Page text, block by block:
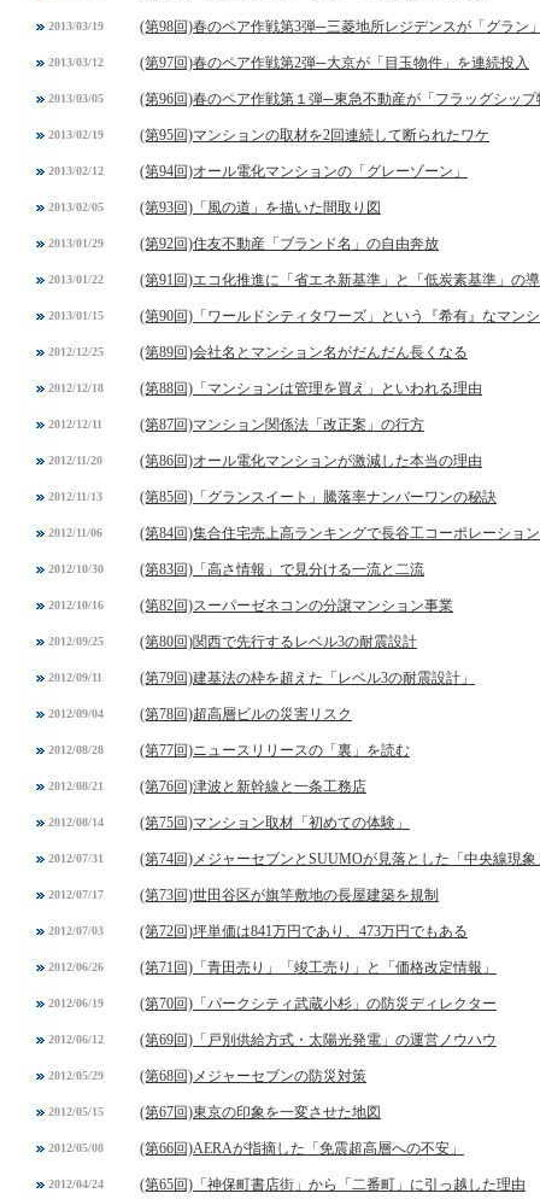
2013/03/19 (第98回)春のペア作戦第3弾─三菱地所レジデンスが「グラン
2013/03/12 (第97回)春のペア作戦第2弾─大京が「目玉物件」を連続投入
2013/03/05 (第96回)春のペア作戦第１弾─東急不動産が「フラッグシッ
2013/02/19 (第95回)マンションの取材を2回連続して断られたワケ
2013/02/12 (第94回)オール電化マンションの「グレーゾーン」
2013/02/05 (第93回)「風の道」を描いた間取り図
2013/01/29 (第92回)住友不動産「ブランド名」の自由奔放
2013/01/22 (第91回)エコ化推進に「省エネ新基準」と「低炭素基準」の
2013/01/15 (第90回)「ワールドシティタワーズ」という『希有』なマン
2012/12/25 (第89回)会社名とマンション名がだんだん長くなる
2012/12/18 (第88回)「マンションは管理を買え」といわれる理由
2012/12/11 (第87回)マンション関係法「改正案」の行方
2012/11/20 (第86回)オール電化マンションが激減した本当の理由
2012/11/13 (第85回)「グランスイート」騰落率ナンバーワンの秘訣
2012/11/06 (第84回)集合住宅売上高ランキングで長谷工コーポレーショ
2012/10/30 (第83回)「高さ情報」で見分ける一流と二流
2012/10/16 (第82回)スーパーゼネコンの分譲マンション事業
2012/09/25 (第80回)関西で先行するレベル3の耐震設計
2012/09/11 (第79回)建基法の枠を超えた「レベル3の耐震設計」
2012/09/04 (第78回)超高層ビルの災害リスク
2012/08/28 (第77回)ニュースリリースの「裏」を読む
2012/08/21 (第76回)津波と新幹線と一条工務店
2012/08/14 (第75回)マンション取材「初めての体験」
2012/07/31 (第74回)メジャーセブンとSUUMOが見落とした「中央線現象
2012/07/17 (第73回)世田谷区が旗竿敷地の長屋建築を規制
2012/07/03 (第72回)坪単価は841万円であり、473万円でもある
2012/06/26 (第71回)「青田売り」「竣工売り」と「価格改定情報」
2012/06/19 (第70回)「パークシティ武蔵小杉」の防災ディレクター
2012/06/12 (第69回)「戸別供給方式・太陽光発電」の運営ノウハウ
2012/05/29 (第68回)メジャーセブンの防災対策
2012/05/15 (第67回)東京の印象を一変させた地図
2012/05/08 (第66回)AERAが指摘した「免震超高層への不安」
2012/04/24 (第65回)「神保町書店街」から「二番町」に引っ越した理由